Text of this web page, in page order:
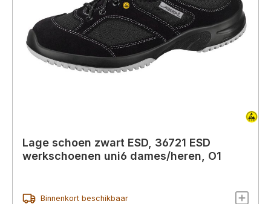
Lage schoen zwart ESD, 36721 ESD
werkschoenen uni6 dames/heren, O1
Binnenkort beschikbaar